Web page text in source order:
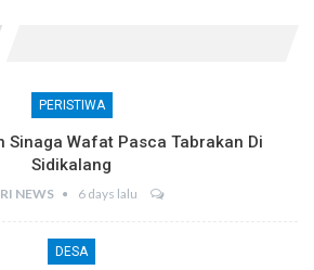
PERISTIWA
Sinaga Wafat Pasca Tabrakan Di
Sidikalang
NEWS 6 days lalu
DESA